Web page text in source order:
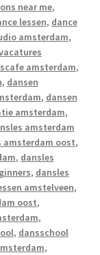
near me,
lessen, dance
amsterdam,
amsterdam,
, dansen
, dansen
amsterdam,
amsterdam
amsterdam oost,
, dansles
, dansles
amstelveen,
oost,
,
, dansschool
,